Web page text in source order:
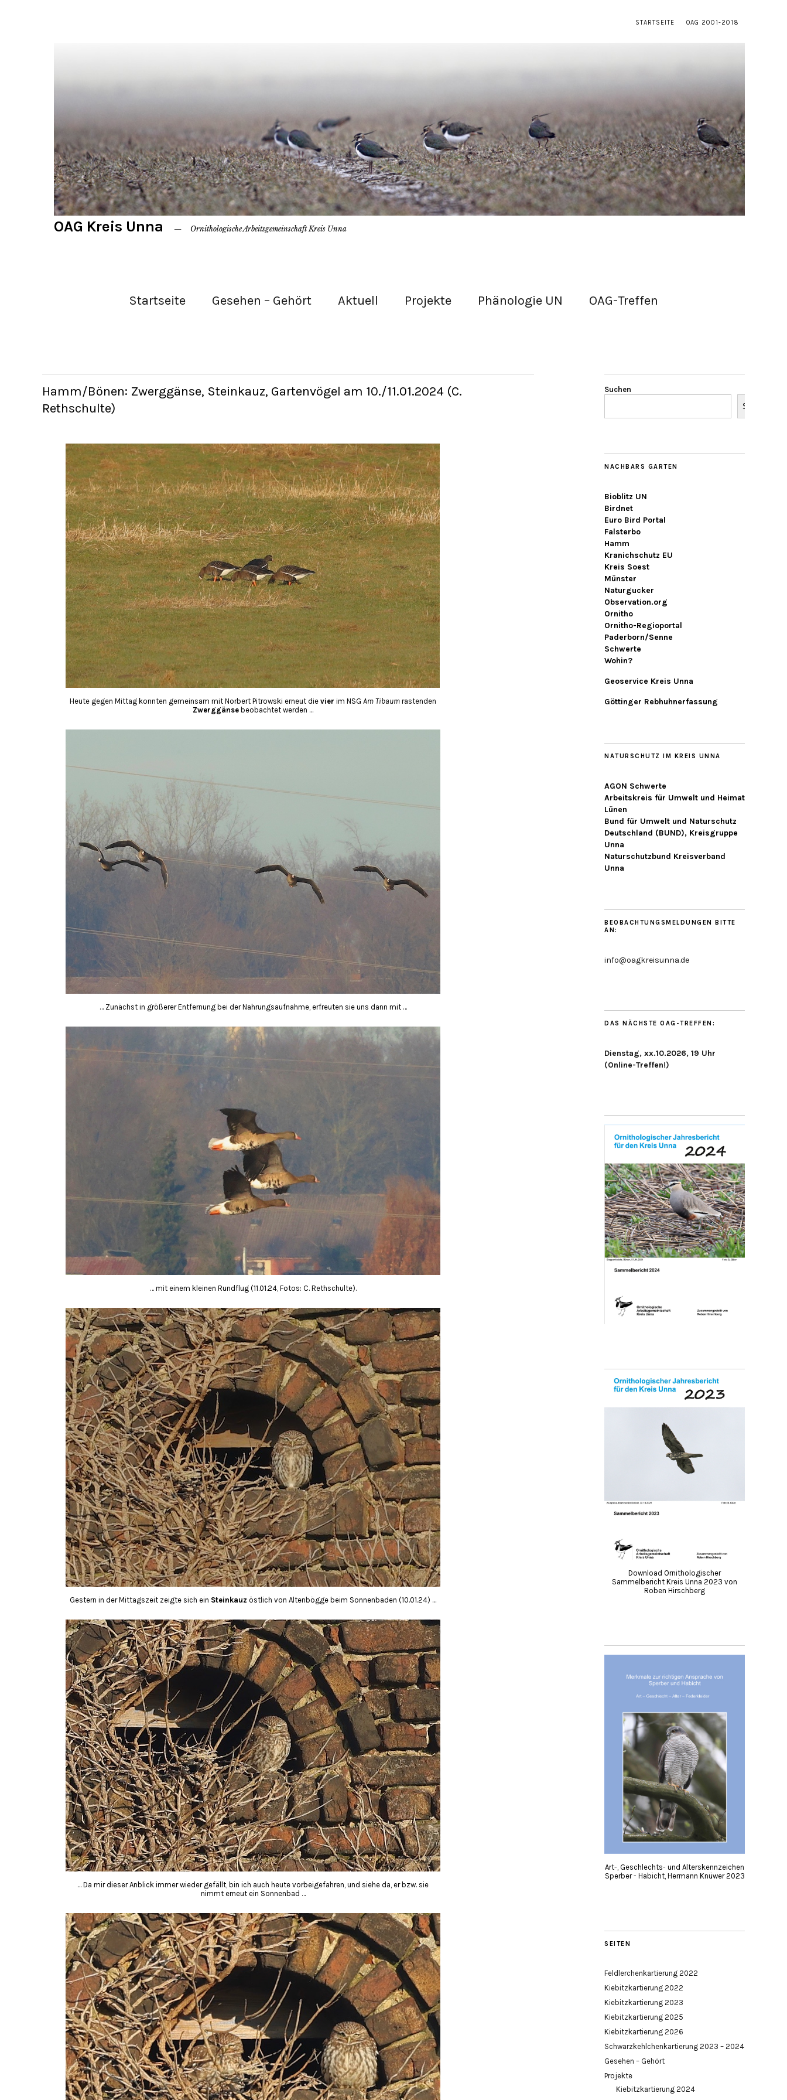
STARTSEITE OAG 2001-2018
OAG Kreis Unna Ornithologische Arbeitsgemeinschaft Kreis Unna
Startseite Gesehen – Gehört Aktuell Projekte Phänologie UN OAG-Treffen
Hamm/Bönen: Zwerggänse, Steinkauz, Gartenvögel am 10./11.01.2024 (C.
Rethschulte)
Heute gegen Mittag konnten gemeinsam mit Norbert Pitrowski erneut die vier im NSG Am Tibaum rastenden
Zwerggänse beobachtet werden …
… Zunächst in größerer Entfernung bei der Nahrungsaufnahme, erfreuten sie uns dann mit …
… mit einem kleinen Rundflug (11.01.24, Fotos: C. Rethschulte).
Gestern in der Mittagszeit zeigte sich ein Steinkauz östlich von Altenbögge beim Sonnenbaden (10.01.24) …
… Da mir dieser Anblick immer wieder gefällt, bin ich auch heute vorbeigefahren, und siehe da, er bzw. sie
nimmt erneut ein Sonnenbad …
Suchen
Suchen
NACHBARS GARTEN
Bioblitz UN
Birdnet
Euro Bird Portal
Falsterbo
Hamm
Kranichschutz EU
Kreis Soest
Münster
Naturgucker
Observation.org
Ornitho
Ornitho-Regioportal
Paderborn/Senne
Schwerte
Wohin?
Geoservice Kreis Unna
Göttinger Rebhuhnerfassung
NATURSCHUTZ IM KREIS UNNA
AGON Schwerte
Arbeitskreis für Umwelt und Heimat
Lünen
Bund für Umwelt und Naturschutz
Deutschland (BUND), Kreisgruppe
Unna
Naturschutzbund Kreisverband
Unna
BEOBACHTUNGSMELDUNGEN BITTE
AN:
info@oagkreisunna.de
DAS NÄCHSTE OAG-TREFFEN:
Dienstag, xx.10.2026, 19 Uhr
(Online-Treffen!)
Download Ornithologischer
Sammelbericht Kreis Unna 2023 von
Roben Hirschberg
Art-, Geschlechts- und Alterskennzeichen
Sperber - Habicht, Hermann Knüwer 2023
SEITEN
Feldlerchenkartierung 2022
Kiebitzkartierung 2022
Kiebitzkartierung 2023
Kiebitzkartierung 2025
Kiebitzkartierung 2026
Schwarzkehlchenkartierung 2023 – 2024
Gesehen – Gehört
Projekte
Kiebitzkartierung 2024